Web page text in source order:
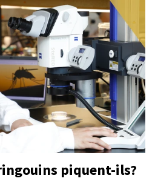
piquent-ils?